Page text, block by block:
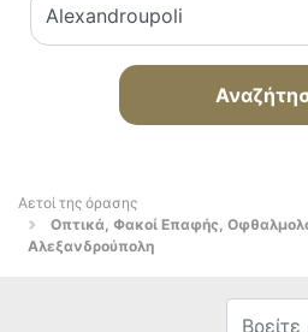
Αετοί της όρασης
Οπτικά, Φακοί Επαφής,
Αλεξανδρούπολη